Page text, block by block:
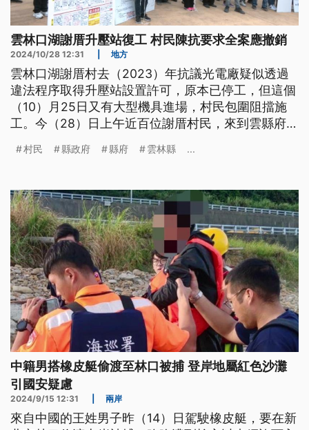
雲林口湖謝厝升壓站復工 村民陳抗要求全案應撤銷
2024/10/28 12:31 地方
雲林口湖謝厝村去（2023）年抗議光電廠疑似透過
違法程序取得升壓站設置許可，原本已停工，但這個
（10）月25日又有大型機具進場，村民包圍阻擋施
工。今（28）日上午近百位謝厝村民，來到雲縣府門
撤銷。
村民 縣政府 縣府 雲林縣 ...
中籍男搭橡皮艇偷渡至林口被捕 登岸地屬紅色沙灘
引國安疑慮
2024/9/15 12:31 兩岸
來自中國的王姓男子昨（14）日駕駛橡皮艇，要在新